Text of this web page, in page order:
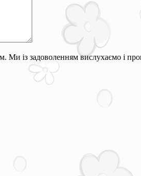
із задоволенням вислухаємо і